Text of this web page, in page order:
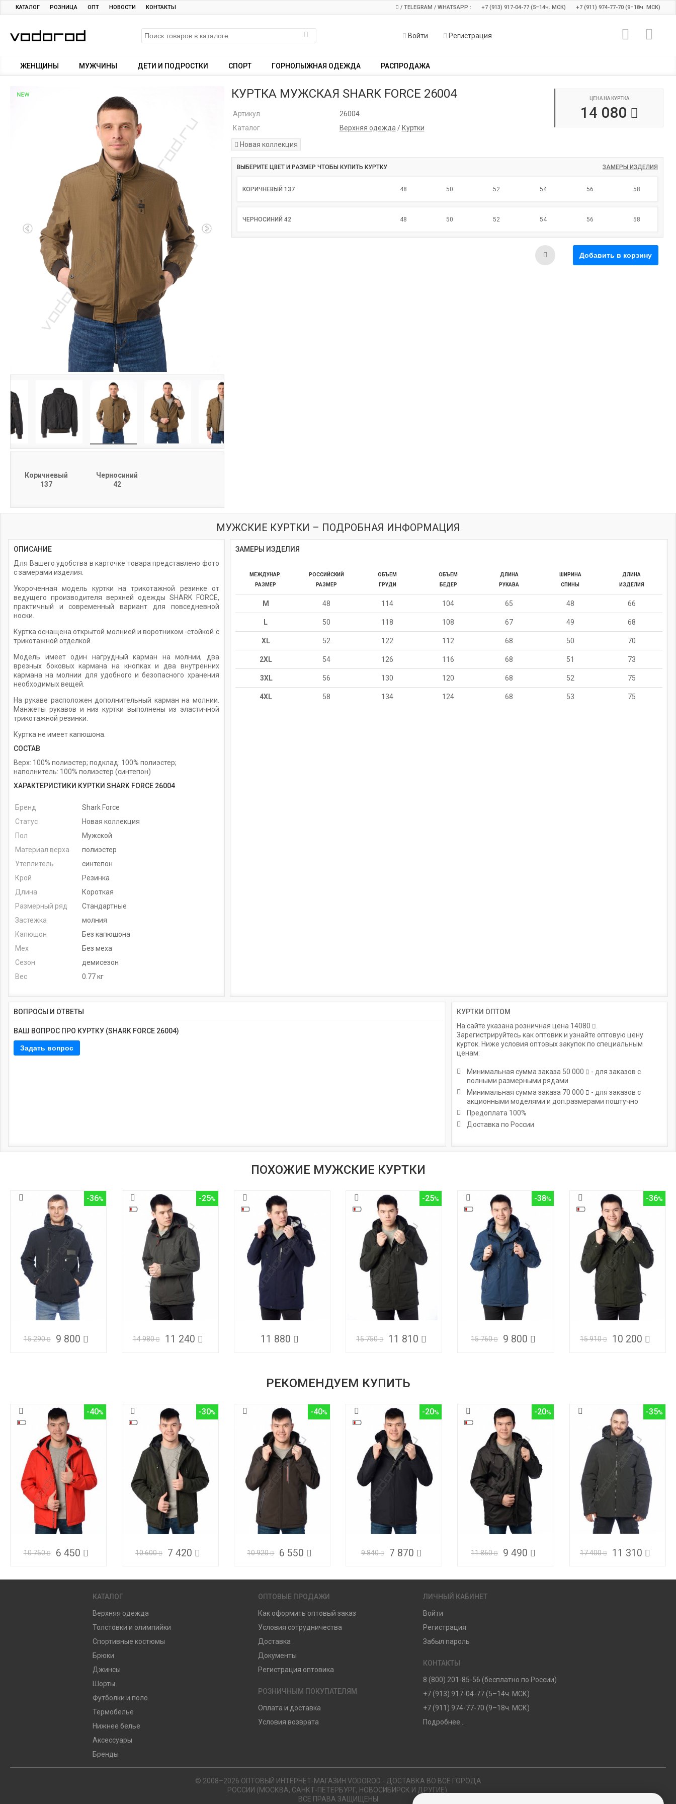
КАТАЛОГ РОЗНИЦА ОПТ НОВОСТИ КОНТАКТЫ / TELEGRAM / WHATSAPP : +7 (913) 917-04-77 (5–14ч. МСК) +7 (911) 974-77-70 (9–18ч. МСК)
Войти Регистрация
ЖЕНЩИНЫ МУЖЧИНЫ ДЕТИ И ПОДРОСТКИ СПОРТ ГОРНОЛЫЖНАЯ ОДЕЖДА РАСПРОДАЖА
Коричневый
137
Черносиний
42
КУРТКА МУЖСКАЯ SHARK FORCE 26004
Артикул
26004
Каталог
Верхняя одежда / Куртки
Новая коллекция
ЦЕНА НА КУРТКА
14 080
ВЫБЕРИТЕ ЦВЕТ И РАЗМЕР ЧТОБЫ КУПИТЬ КУРТКУ ЗАМЕРЫ ИЗДЕЛИЯ
КОРИЧНЕВЫЙ 137 48 50 52 54 56 58
ЧЕРНОСИНИЙ 42 48 50 52 54 56 58
МУЖСКИЕ КУРТКИ – ПОДРОБНАЯ ИНФОРМАЦИЯ
ОПИСАНИЕ
Для Вашего удобства в карточке товара представлено фото
с замерами изделия.
Укороченная модель куртки на трикотажной резинке от
ведущего производителя верхней одежды SHARK FORCE,
практичный и современный вариант для повседневной
носки.
Куртка оснащена открытой молнией и воротником -стойкой с
трикотажной отделкой.
Модель имеет один нагрудный карман на молнии, два
врезных боковых кармана на кнопках и два внутренних
кармана на молнии для удобного и безопасного хранения
необходимых вещей.
На рукаве расположен дополнительный карман на молнии.
Манжеты рукавов и низ куртки выполнены из эластичной
трикотажной резинки.
Куртка не имеет капюшона.
СОСТАВ
Верх: 100% полиэстер; подклад: 100% полиэстер;
наполнитель: 100% полиэстер (синтепон)
ХАРАКТЕРИСТИКИ КУРТКИ SHARK FORCE 26004
Бренд
Shark Force
Статус
Новая коллекция
Пол
Мужской
Материал верха
полиэстер
Утеплитель
синтепон
Крой
Резинка
Длина
Короткая
Размерный ряд
Стандартные
Застежка
молния
Капюшон
Без капюшона
Мех
Без меха
Сезон
демисезон
Вес
0.77 кг
ЗАМЕРЫ ИЗДЕЛИЯ
МЕЖДУНАР.
РАЗМЕР
РОССИЙСКИЙ
РАЗМЕР
ОБЪЕМ
ГРУДИ
ОБЪЕМ
БЕДЕР
ДЛИНА
РУКАВА
ШИРИНА
СПИНЫ
ДЛИНА
ИЗДЕЛИЯ
M 48 114 104 65 48 66
L 50 118 108 67 49 68
XL 52 122 112 68 50 70
2XL 54 126 116 68 51 73
3XL 56 130 120 68 52 75
4XL 58 134 124 68 53 75
ВОПРОСЫ И ОТВЕТЫ
ВАШ ВОПРОС ПРО КУРТКУ (SHARK FORCE 26004)
КУРТКИ ОПТОМ
На сайте указана розничная цена 14080
Зарегистрируйтесь как оптовик и узнайте оптовую цену
курток. Ниже условия оптовых закупок по специальным
ценам:
Минимальная сумма заказа 50 000
- для заказов с
полными размерными рядами
Минимальная сумма заказа 70 000
- для заказов с
акционными моделями и доп.размерами поштучно
Предоплата 100%
Доставка по России
ПОХОЖИЕ МУЖСКИЕ КУРТКИ
-36
15 290 9 800
-25
14 980 11 240 11 880
-25
15 750 11 810
-38
15 760 9 800
-36
15 910 10 200
РЕКОМЕНДУЕМ КУПИТЬ
-40
10 750 6 450
-30
10 600 7 420
-40
10 920 6 550
-20
9 840 7 870
-20
11 860 9 490
-35
17 400 11 310
КАТАЛОГ
Верхняя одежда
Толстовки и олимпийки
Спортивные костюмы
Брюки
Джинсы
Шорты
Футболки и поло
Термобелье
Нижнее белье
Аксессуары
Бренды
ОПТОВЫЕ ПРОДАЖИ
Как оформить оптовый заказ
Условия сотрудничества
Доставка
Документы
Регистрация оптовика
РОЗНИЧНЫМ ПОКУПАТЕЛЯМ
Оплата и доставка
Условия возврата
ЛИЧНЫЙ КАБИНЕТ
Войти
Регистрация
Забыл пароль
КОНТАКТЫ
8 (800) 201-85-56 (бесплатно по России)
+7 (913) 917-04-77 (5–14ч. МСК)
+7 (911) 974-77-70 (9–18ч. МСК)
Подробнее...
© 2008–2026 ОПТОВЫЙ ИНТЕРНЕТ-МАГАЗИН VODOROD - ДОСТАВКА ВО ВСЕ ГОРОДА
РОССИИ (МОСКВА, САНКТ-ПЕТЕРБУРГ, НОВОСИБИРСК И ДРУГИЕ).
ВСЕ ПРАВА ЗАЩИЩЕНЫ